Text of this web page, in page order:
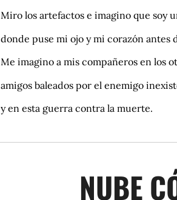
Miro los artefactos e imagino que soy
donde puse mi ojo y mi corazón antes
Me imagino a mis compañeros en los
amigos baleados por el enemigo
y en esta guerra contra la muerte.
NUBE